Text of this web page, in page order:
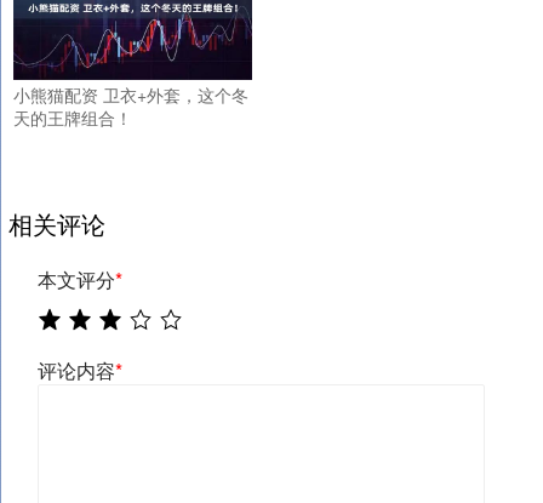
小熊猫配资 卫衣+外套，这个冬
天的王牌组合！
相关评论
本文评分*
评论内容*